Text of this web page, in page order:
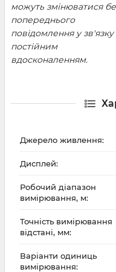
можуть змінюватися
попереднього
повідомлення у зв'язку
постійним
вдосконаленням.
Джерело живлення:
Дисплей:
Робочий діапазон
вимірювання, м:
Точність вимірювання
відстані, мм:
Варіанти одиниць
вимірювання: